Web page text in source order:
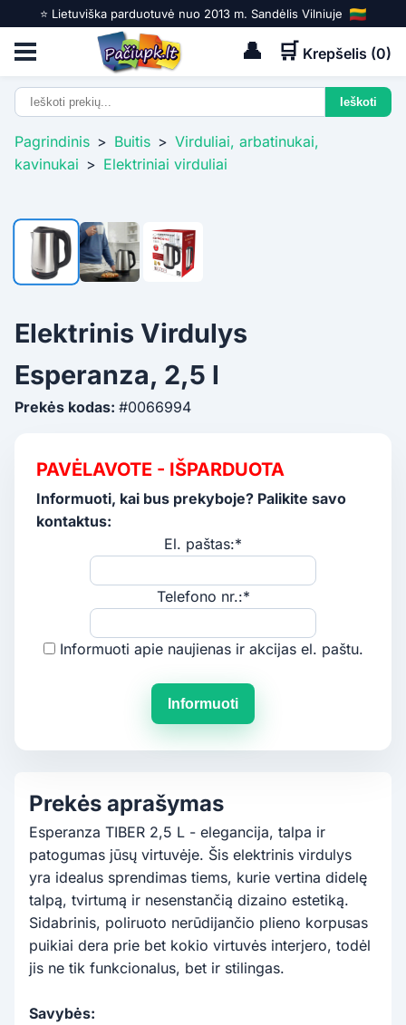
⭐️ Lietuviška parduotuvė nuo 2013 m. Sandėlis Vilniuje
👤 🛒 Krepšelis (0)
Pagrindinis > Buitis > Virduliai, arbatinukai,
kavinukai > Elektriniai virduliai
Elektrinis Virdulys
Esperanza, 2,5 l
Prekės kodas: #0066994
PAVĖLAVOTE - IŠPARDUOTA
Informuoti, kai bus prekyboje? Palikite savo
kontaktus:
El. paštas:*
Telefono nr.:*
Informuoti apie naujienas ir akcijas el. paštu.
Informuoti
Prekės aprašymas
Esperanza TIBER 2,5 L - elegancija, talpa ir
patogumas jūsų virtuvėje. Šis elektrinis virdulys
yra idealus sprendimas tiems, kurie vertina didelę
talpą, tvirtumą ir nesenstančią dizaino estetiką.
Sidabrinis, poliruoto nerūdijančio plieno korpusas
puikiai dera prie bet kokio virtuvės interjero, todėl
jis ne tik funkcionalus, bet ir stilingas.
Savybės: